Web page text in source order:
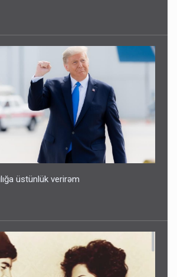
üstünlük verirəm